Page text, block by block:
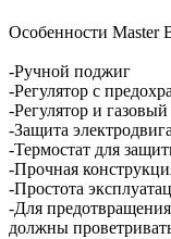
Особенности Master
-Ручной поджиг
-Регулятор с
-Регулятор и
-Защита
-Термостат для
-Прочная
-Простота
-Для
должны